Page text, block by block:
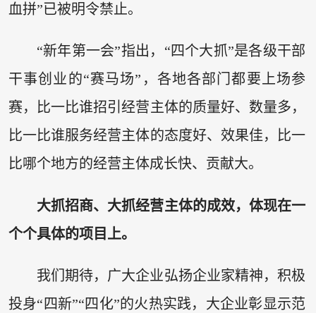
血拼”已被明令禁止。
“新年第一会”指出，“四个大抓”是各级干部
干事创业的“赛马场”，各地各部门都要上场参
赛，比一比谁招引经营主体的质量好、数量多，
比一比谁服务经营主体的态度好、效果佳，比一
比哪个地方的经营主体成长快、贡献大。
大抓招商、大抓经营主体的成效，体现在一
个个具体的项目上。
我们期待，广大企业弘扬企业家精神，积极
投身“四新”“四化”的火热实践，大企业彰显示范